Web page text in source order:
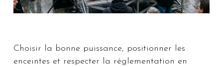
Choisir la bonne puissance, positionner les
enceintes et respecter la réglementation en